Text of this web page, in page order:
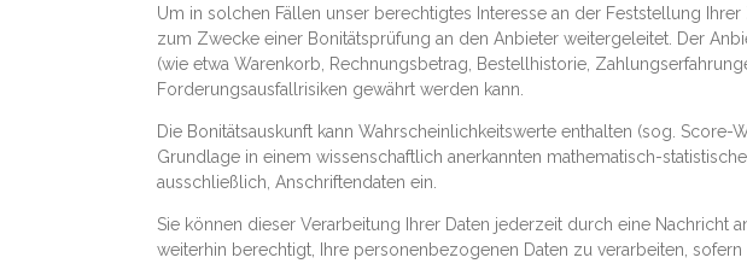
Um in solchen Fällen unser berechtigtes Interesse an der Feststellung
zum Zwecke einer Bonitätsprüfung an den Anbieter weitergeleitet. Der
(wie etwa Warenkorb, Rechnungsbetrag, Bestellhistorie,
Forderungsausfallrisiken gewährt werden kann.
Die Bonitätsauskunft kann Wahrscheinlichkeitswerte enthalten (sog.
Grundlage in einem wissenschaftlich anerkannten mathematisch-
ausschließlich, Anschriftendaten ein.
Sie können dieser Verarbeitung Ihrer Daten jederzeit durch eine
weiterhin berechtigt, Ihre personenbezogenen Daten zu verarbeiten,